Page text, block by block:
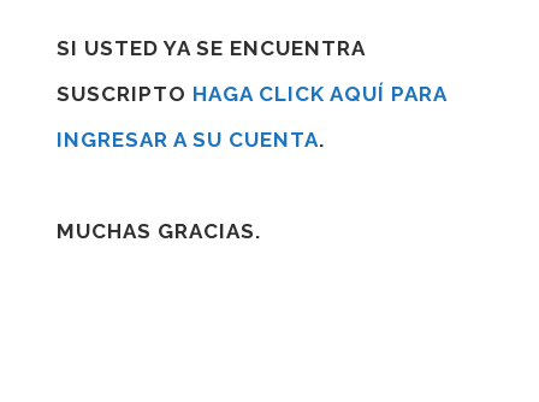
SI USTED YA SE ENCUENTRA
SUSCRIPTO HAGA CLICK AQUÍ PARA
INGRESAR A SU CUENTA.
MUCHAS GRACIAS.